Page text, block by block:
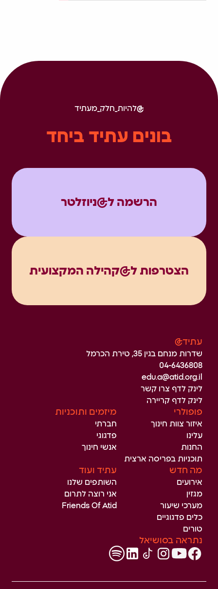
להיות_חלק_מעתיד
בונים עתיד ביחד
הרשמה ל@ניוזלטר
הצטרפות ל@קהילה המקצועית
עתיד@
שדרות מנחם בגין 35, טירת הכרמל
04-6436808
edu.a@atid.org.il
לינק לדף צרו קשר
לינק לדף קריירה
פופולרי
איזור צוות חינוך
עלינו
החנות
תוכניות בפריסה ארצית
מיזמים ותוכניות
חברתי
פדגוגי
אנשי חינוך
מה חדש
אירועים
מגזין
מערכי שיעור
כלים פדגוגיים
טורים
עתיד ועוד
השותפים שלנו
אני רוצה לתרום
Friends Of Atid
נתראה בסושיאל